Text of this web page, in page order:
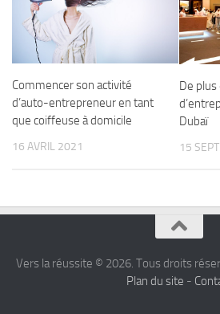
Commencer son activité
d’auto-entrepreneur en tant
que coiffeuse à domicile
16 AVRIL 2021
De plus
Dubaï
15
Vers la réussite © 2026. Tous droits
Plan du site -